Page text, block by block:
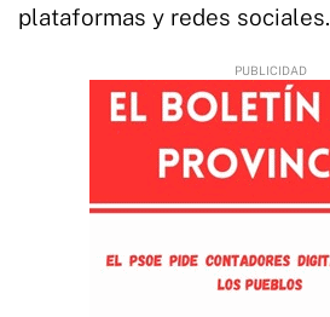
plataformas y redes sociales.